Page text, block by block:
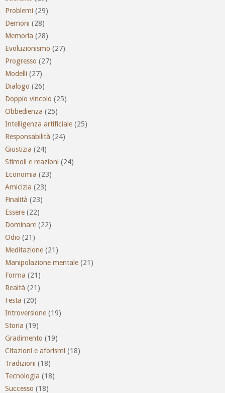
Problemi (29)
Demoni (28)
Memoria (28)
Evoluzionismo (27)
Progresso (27)
Modelli (27)
Dialogo (26)
Doppio vincolo (25)
Obbedienza (25)
Intelligenza artificiale (25)
Responsabilità (24)
Giustizia (24)
Stimoli e reazioni (24)
Economia (23)
Amicizia (23)
Finalità (23)
Essere (22)
Dominare (22)
Odio (21)
Meditazione (21)
Manipolazione mentale (21)
Forma (21)
Realtà (21)
Festa (20)
Introversione (19)
Storia (19)
Gradimento (19)
Citazioni e aforismi (18)
Tradizioni (18)
Tecnologia (18)
Successo (18)